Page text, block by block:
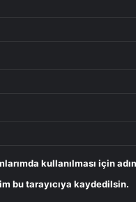
kullanılması için
bu tarayıcıya kaydedilsin.